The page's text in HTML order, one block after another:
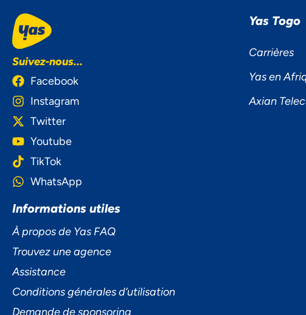
Suivez-nous...
Facebook
Instagram
Twitter
Youtube
TikTok
WhatsApp
Yas Togo
Carrières
Yas en
Axian
Informations utiles
À propos de Yas FAQ
Trouvez une agence
Assistance
Conditions générales d’utilisation
Demande de sponsoring